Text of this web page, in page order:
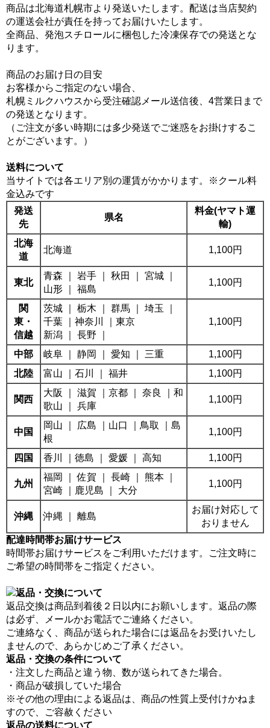
商品は北海道札幌市より発送いたします。配送は当店契約
の運送会社が責任を持ってお届けいたします。
全商品、発泡スチロールに梱包した冷凍保存での発送とな
ります。
商品のお届け日の目安
お客様からご指定のない場合、
札幌ミルクハウスから受注確認メール送信後、4営業日まで
の発送となります。
（ご注文が多い時期には多少発送でご迷惑をお掛けするこ
とがございます。）
送料について
当サイトでは各エリア別の運賃がかかります。※クール料
金込みです
発送
先
県名
料金(ヤマト運
輸)
北海
道
北海道 1,100円
東北
青森 ｜ 岩手 ｜ 秋田 ｜ 宮城 ｜
山形 ｜ 福島
1,100円
関
東・
信越
茨城 ｜ 栃木 ｜ 群馬 ｜ 埼玉 ｜
千葉 ｜神奈川 ｜東京
新潟 ｜ 長野 ｜
1,100円
中部 岐阜 ｜ 静岡 ｜ 愛知 ｜ 三重
1,100円
北陸
富山 ｜石川 ｜ 福井 1,100円
関西
大阪 ｜ 滋賀 ｜京都 ｜ 奈良 ｜和
歌山 ｜ 兵庫
1,100円
中国
岡山 ｜ 広島 ｜山口 ｜鳥取 ｜島
根
1,100円
四国 香川 ｜徳島 ｜ 愛媛 ｜ 高知 1,100円
九州
福岡 ｜ 佐賀 ｜ 長崎 ｜ 熊本 ｜
宮崎 ｜鹿児島 ｜ 大分
1,100円
沖縄 沖縄 ｜ 離島
お届け対応して
おりません
配達時間帯お届けサービス
時間帯お届けサービスをご利用いただけます。ご注文時に
ご希望の時間帯をご指定ください。
返品交換は商品到着後２日以内にお願いします。返品の際
は必ず、メールかお電話でご連絡ください。
ご連絡なく、商品が送られた場合には返品をお受けいたし
ませんので、あらかじめご了承ください。
返品・交換の条件について
・注文した商品と違う物、数が送られてきた場合。
・商品が破損していた場合
※その他の理由による返品は、商品の性質上受付けかねま
すので、ご容赦ください
返品の送料について